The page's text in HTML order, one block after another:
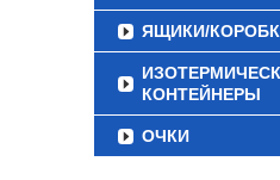
ЯЩИКИ/
КОНТЕЙНЕРЫ
ОЧКИ